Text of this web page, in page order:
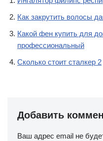
Как закрутить волосы
Какой фен купить для
профессиональный
Сколько стоит сталкер 2
Добавить
Ваш адрес email не